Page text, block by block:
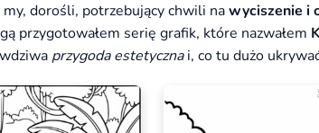
my, dorośli, potrzebujący chwili nawyciszenie i
przygotowałem serię grafik, które nazwałem
przygoda estetycznai, co tu dużo